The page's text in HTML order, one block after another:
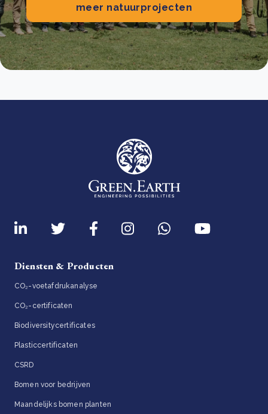
meer natuurprojecten
Diensten & Producten
CO₂-voetafdrukanalyse
CO₂-certificaten
Biodiversitycertificates
Plasticcertificaten
CSRD
Bomen voor bedrijven
Maandelijks bomen planten